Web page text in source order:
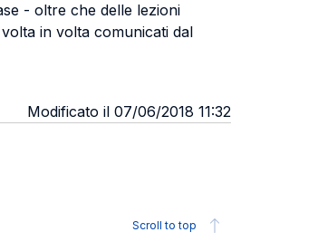
- oltre che delle lezioni
in volta comunicati dal
Modificato il 07/06/2018 11:32
Scroll to top